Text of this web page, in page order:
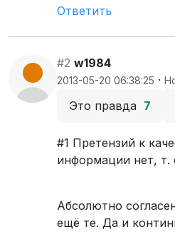
Ответить
#2 w1984
2013-05-20 06:38:25 ·
Это правда 7
#1 Претензий к
информации нет, т.
Абсолютно
ещё те. Да и